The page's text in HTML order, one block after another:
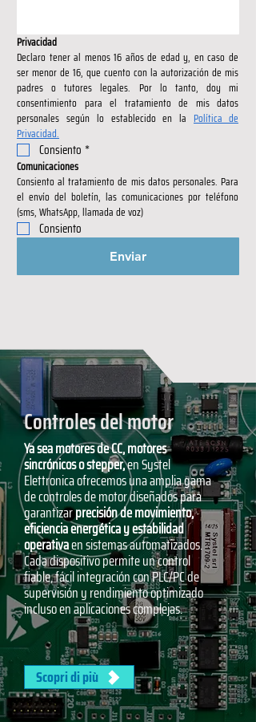
Privacidad
Declaro tener al menos 16 años de edad y, en caso de
ser menor de 16, que cuento con la autorización de mis
padres o tutores legales. Por lo tanto, doy mi
consentimiento para el tratamiento de mis datos
personales según lo establecido en la Política de
Privacidad.
Consiento *
Comunicaciones
Consiento al tratamiento de mis datos personales. Para
el envío del boletín, las comunicaciones por teléfono
(sms, WhatsApp, llamada de voz)
Consiento
Enviar
Controles del motor
Ya sea motores de CC, motores
sincrónicos o stepper,en Systel
Elettronica ofrecemos una amplia gama
de controles de motor diseñados para
garantizarprecisión de movimiento,
eficiencia energética y estabilidad
operativaen sistemas automatizados.
Cada dispositivo permite un control
fiable, fácil integración con PLC/PC de
supervisión y rendimiento optimizado
incluso en aplicaciones complejas.
Scopri di più